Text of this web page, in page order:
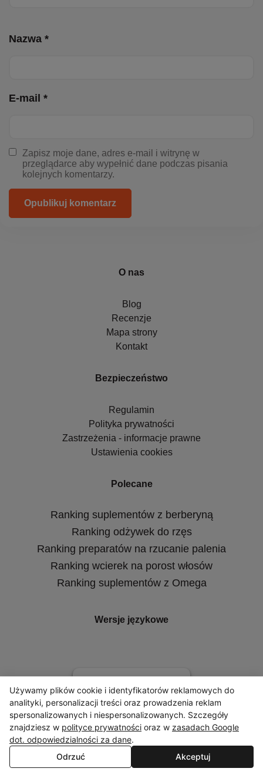
Nazwa *
E-mail *
Zapisz moje dane, adres e-mail i witrynę w
przeglądarce aby wypełnić dane podczas pisania
kolejnych komentarzy.
Opublikuj komentarz
O nas
Blog
Recenzje
Mapa strony
Kontakt
Bezpieczeństwo
Regulamin
Polityka prywatności
Zastrzeżenia - informacje prawne
Ustawienia cookies
Polecane
Ranking suplementów z berberyną
Ranking odżywek do rzęs
Ranking preparatów na rzucanie palenia
Ranking wcierek na porost włosów
Ranking suplementów z Omega
Wersje językowe
Wszystkie treści publikowane w Serwisie - w tym artykuły,
rankingi, porównania, recenzje, opisy produktów, zestawienia
składów i wszelkie inne materiały - mają wyłącznie charakter
informacyjny i edukacyjny. Stanowią one subiektywne
opracowania Administratora oparte na ogólnodostępnych
Używamy plików cookie i identyfikatorów reklamowych do
analityki, personalizacji treści oraz prowadzenia reklam
spersonalizowanych i niespersonalizowanych. Szczegóły
znajdziesz w polityce prywatności oraz w zasadach Google
dot. odpowiedzialności za dane.
Odrzuć
Akceptuj